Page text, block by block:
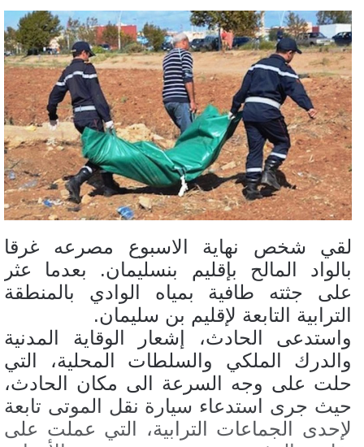
لقي شخص نهاية الاسبوع مصرعه غرقا
بالواد المالح بإقليم بنسليمان. بعدما عثر
على جثته طافية بمياه الوادي بالمنطقة
الترابية التابعة لإقليم بن سليمان.
واستدعى الحادث، إشعار الوقاية المدنية
والدرك الملكي والسلطات المحلية، التي
حلت على وجه السرعة الى مكان الحادث،
حيث جرى استدعاء سيارة نقل الموتى تابعة
لإحدى الجماعات الترابية، التي عملت على